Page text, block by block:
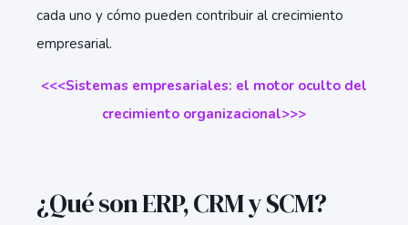
cada uno y cómo pueden contribuir al crecimiento
empresarial.
<<<Sistemas empresariales: el motor oculto del
crecimiento organizacional>>>
¿Qué son ERP, CRM y SCM?